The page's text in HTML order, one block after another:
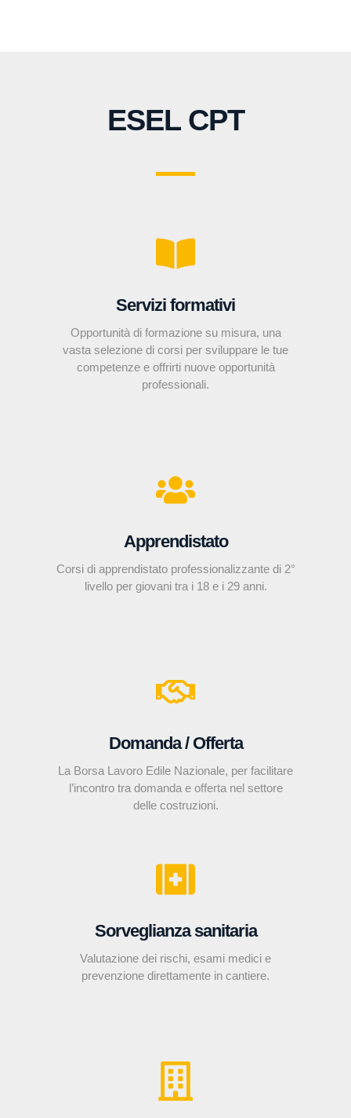
ESEL CPT
Servizi formativi
Opportunità di formazione su misura, una
vasta selezione di corsi per sviluppare le tue
competenze e offrirti nuove opportunità
professionali.
Apprendistato
Corsi di apprendistato professionalizzante di 2°
livello per giovani tra i 18 e i 29 anni.
Domanda / Offerta
La Borsa Lavoro Edile Nazionale, per facilitare
l’incontro tra domanda e offerta nel settore
delle costruzioni.
Sorveglianza sanitaria
Valutazione dei rischi, esami medici e
prevenzione direttamente in cantiere.